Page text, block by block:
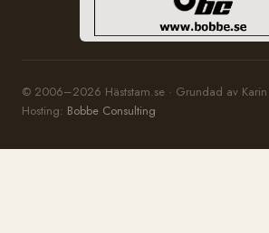
© 2006–2026 Häststam.se · Grundad av Karin
Hosting: Bobbe Consulting